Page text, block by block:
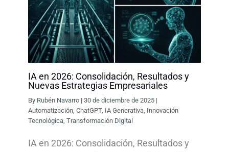
IA en 2026: Consolidación, Resultados y
Nuevas Estrategias Empresariales
By Rubén Navarro |30 de diciembre de 2025 |
Automatización,ChatGPT, IA Generativa, Innovación
Tecnológica,Transformación Digital
IA en 2026: Consolidación, Resultados y